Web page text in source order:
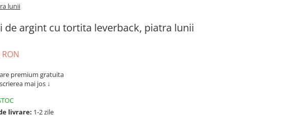
lunii
de argint cu tortita leverback, piatra lunii
premium gratuita
mai jos ↓
livrare: 1-2 zile